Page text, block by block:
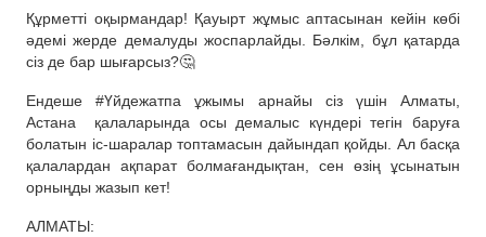
Құрметті оқырмандар! Қауырт жұмыс аптасынан кейін көбі
әдемі жерде демалуды жоспарлайды. Бәлкім, бұл қатарда
сіз де бар шығарсыз?🤔
Ендеше #Үйдежатпа ұжымы арнайы сіз үшін Алматы,
Астана
қалаларында осы демалыс күндері тегін баруға
болатын іс-шаралар топтамасын дайындап қойды. Ал басқа
қалалардан ақпарат болмағандықтан, сен өзің ұсынатын
орныңды жазып кет!
АЛМАТЫ: